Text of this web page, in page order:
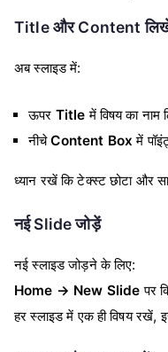
Title और Content
अब स्लाइड में:
ऊपर Title में विषय का नाम
नीचेContent Box में
ध्यान रखें कि टेक्स्ट छोटा और
नई Slide जोड़ें
नई स्लाइड जोड़ने के लिए:
Home → New Slide पर
हर स्लाइड में एक ही विषय